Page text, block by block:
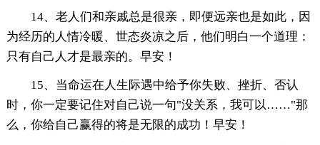
14、老人们和亲戚总是很亲，即便远亲也是如此，因
为经历的人情冷暖、世态炎凉之后，他们明白一个道理：
只有自己人才是最亲的。早安！
15、当命运在人生际遇中给予你失败、挫折、否认
时，你一定要记住对自己说一句"没关系，我可以……"那
么，你给自己赢得的将是无限的成功！早安！